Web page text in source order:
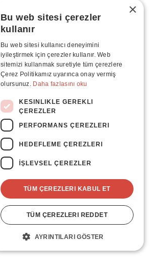
×
Bu web sitesi çerezler
kullanır
Bu web sitesi kullanıcı deneyimini
iyileştirmek için çerezler kullanır. Web
sitemizi kullanmak suretiyle tüm çerezlere
Çerez Politikamız uyarınca onay vermiş
olursunuz. Daha fazlasını oku
KESINLIKLE GEREKLI
ÇEREZLER
PERFORMANS ÇEREZLERI
HEDEFLEME ÇEREZLERI
İŞLEVSEL ÇEREZLER
TÜM ÇEREZLERI KABUL ET
TÜM ÇEREZLERI REDDET
AYRINTILARI GÖSTER